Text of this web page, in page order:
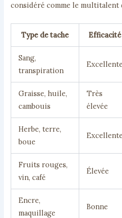
considéré comme le multitalent
Type de tache Efficacité
Sang,
transpiration
Excellente
Graisse, huile,
cambouis
Très
élevée
Herbe, terre,
boue
Excellente
Fruits rouges,
vin, café
Élevée
Encre,
maquillage
Bonne